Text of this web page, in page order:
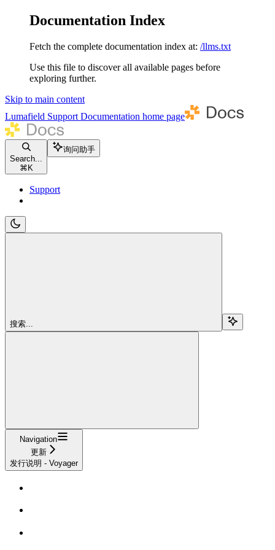
Documentation Index
Fetch the complete documentation index at: /llms.txt
Use this file to discover all available pages before
exploring further.
Skip to main content
Lumafield Support Documentation home page
Search...
⌘ K
询问助手
Support
搜索...
Navigation
更新
发行说明 - Voyager